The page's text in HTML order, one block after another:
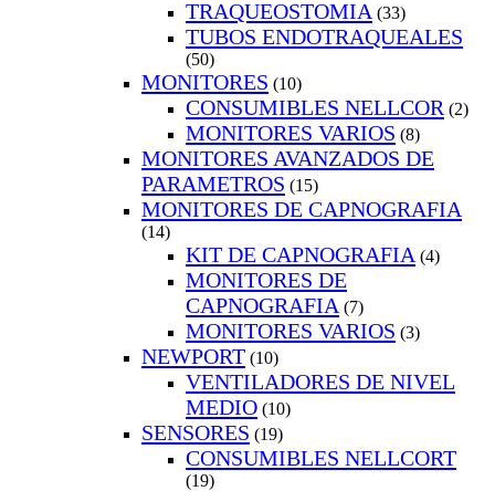
TRAQUEOSTOMIA (33)
TUBOS ENDOTRAQUEALES
(50)
MONITORES (10)
CONSUMIBLES NELLCOR (2)
MONITORES VARIOS (8)
MONITORES AVANZADOS DE
PARAMETROS (15)
MONITORES DE CAPNOGRAFIA
(14)
KIT DE CAPNOGRAFIA (4)
MONITORES DE
CAPNOGRAFIA (7)
MONITORES VARIOS (3)
NEWPORT (10)
VENTILADORES DE NIVEL
MEDIO (10)
SENSORES (19)
CONSUMIBLES NELLCORT
(19)